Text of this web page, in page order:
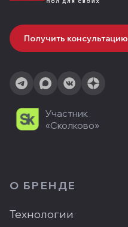
Получить консультацию
Участник
«Сколково»
О БРЕНДЕ
Технологии